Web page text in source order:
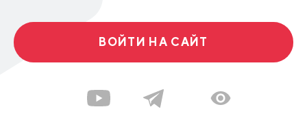
ВОЙТИ НА САЙТ